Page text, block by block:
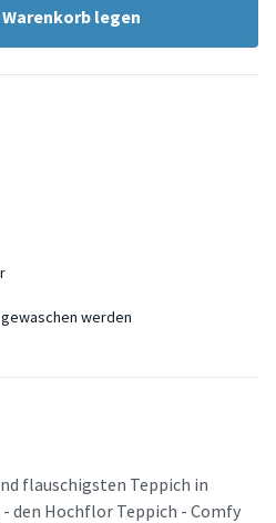
Warenkorb legen
werden
flauschigsten Teppich in
den Hochflor Teppich - Comfy